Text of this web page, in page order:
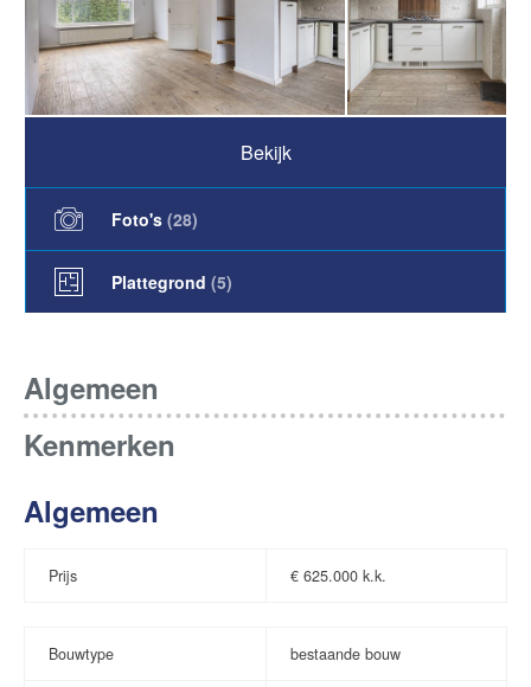
Bekijk
Foto's (28)
Plattegrond (5)
Algemeen
Kenmerken
Algemeen
Prijs € 625.000 k.k.
Bouwtype bestaande bouw